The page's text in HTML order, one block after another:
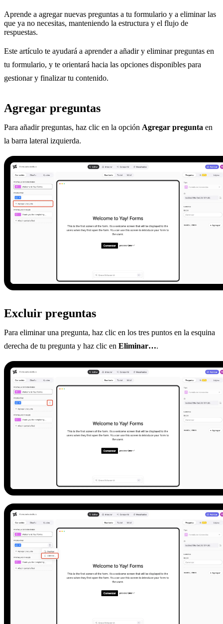
Aprende a agregar nuevas preguntas a tu formulario y a eliminar las
que ya no necesitas, manteniendo la estructura y el flujo de
respuestas.
Este artículo te ayudará a aprender a añadir y eliminar preguntas en
tu formulario, y te orientará hacia las opciones disponibles para
gestionar y finalizar tu contenido.
Agregar preguntas
Para añadir preguntas, haz clic en la opción Agregar pregunta en
la barra lateral izquierda.
Excluir preguntas
Para eliminar una pregunta, haz clic en los tres puntos en la esquina
derecha de tu pregunta y haz clic en Eliminar….